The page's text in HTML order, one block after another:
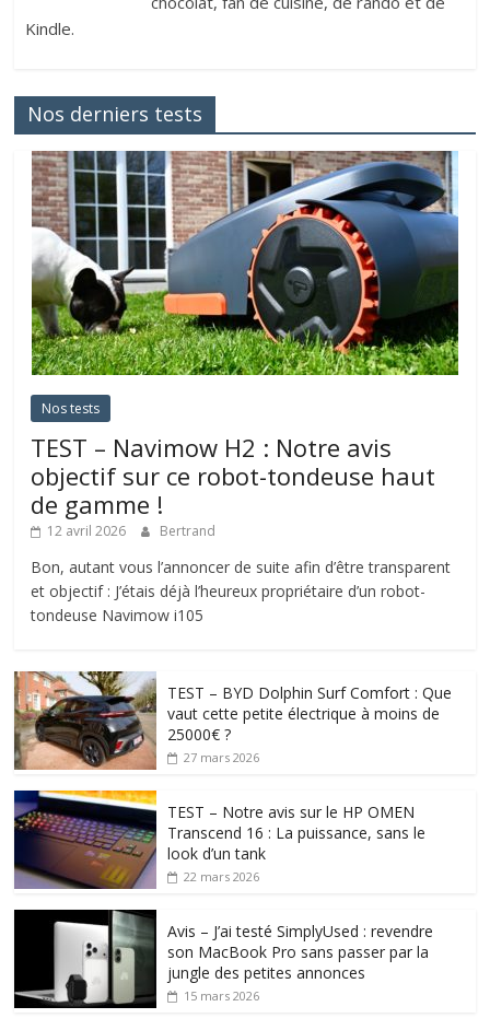
Kindle.
Nos derniers tests
Nos tests
TEST – Navimow H2 : Notre avis
objectif sur ce robot-tondeuse haut
de gamme !
12 avril 2026 Bertrand
Bon, autant vous l’annoncer de suite afin d’être transparent
et objectif : J’étais déjà l’heureux propriétaire d’un robot-
tondeuse Navimow i105
TEST – BYD Dolphin Surf Comfort : Que
vaut cette petite électrique à moins de
25000€ ?
27 mars 2026
TEST – Notre avis sur le HP OMEN
Transcend 16 : La puissance, sans le
look d’un tank
22 mars 2026
Avis – J’ai testé SimplyUsed : revendre
son MacBook Pro sans passer par la
jungle des petites annonces
15 mars 2026